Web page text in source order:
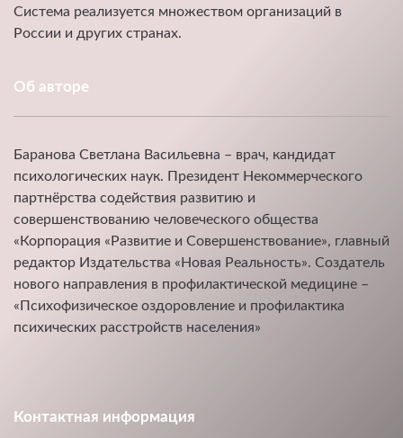
Система реализуется множеством организаций в
России и других странах.
Об авторе
Баранова Светлана Васильевна – врач, кандидат
психологических наук. Президент Некоммерческого
партнёрства содействия развитию и
совершенствованию человеческого общества
«Корпорация «Развитие и Совершенствование», главный
редактор Издательства «Новая Реальность». Создатель
нового направления в профилактической медицине –
«Психофизическое оздоровление и профилактика
психических расстройств населения»
Контактная информация